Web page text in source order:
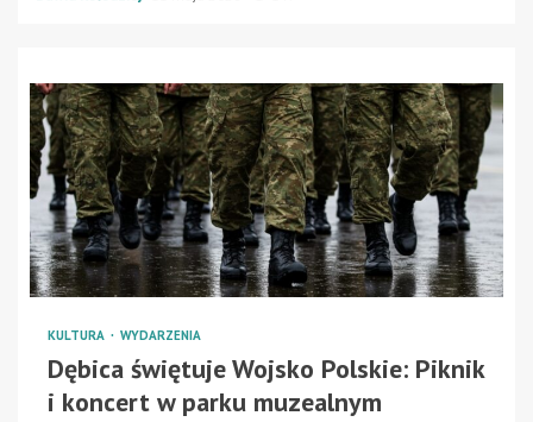
KULTURA WYDARZENIA
Dębica świętuje Wojsko Polskie: Piknik
i koncert w parku muzealnym